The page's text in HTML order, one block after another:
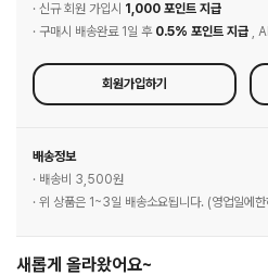
· 신규 회원 가입시 1,000 포인트 지급
· 구매시 배송완료 1일 후 0.5% 포인트 지급 ,
회원가입하기
배송정보
· 배송비 3,500원
· 위 상품은 1~3일 배송소요됩니다. (영업일에한
새롭게 올라왔어요~